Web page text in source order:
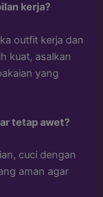
kerja?
outfit kerja dan
kuat, asalkan
yang
tetap awet?
cuci dengan
aman agar